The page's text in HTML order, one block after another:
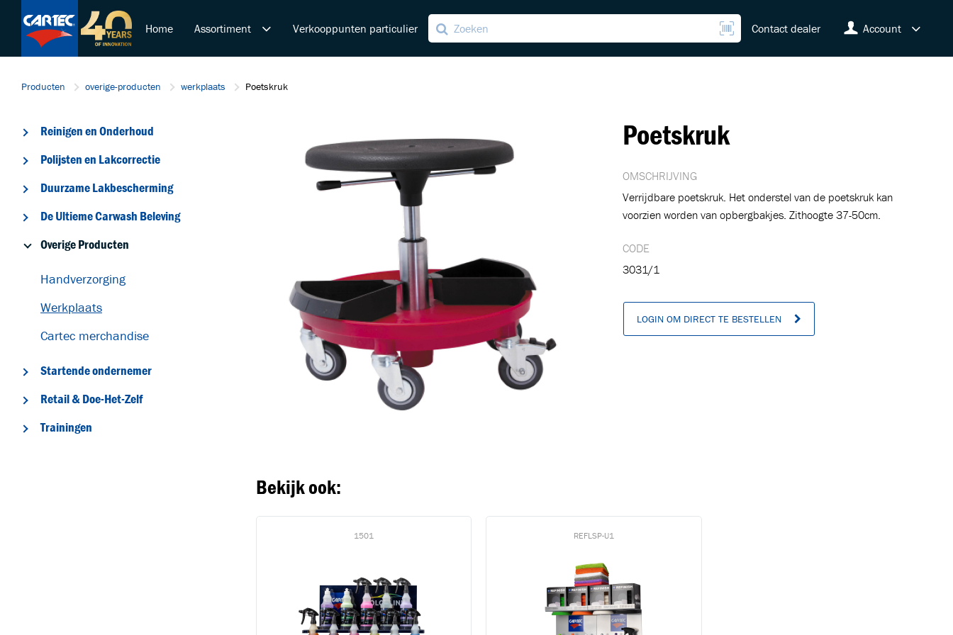
Home Assortiment
Polijsten en Lakcorrectie
Verkooppunten particulier Contact dealer Account
Producten overige-producten werkplaats Poetskruk
Reinigen en Onderhoud
Polijsten en Lakcorrectie
Duurzame Lakbescherming
De Ultieme Carwash Beleving
Overige Producten
Handverzorging
Werkplaats
Cartec merchandise
Startende ondernemer
Retail & Doe-Het-Zelf
Trainingen
Poetskruk
OMSCHRIJVING
Verrijdbare poetskruk. Het onderstel van de poetskruk kan
voorzien worden van opbergbakjes. Zithoogte 37-50cm.
CODE
3031/1
LOGIN OM DIRECT TE BESTELLEN
Bekijk ook:
1501 REFLSP-U1
Toegevoegd aan winkelwagen